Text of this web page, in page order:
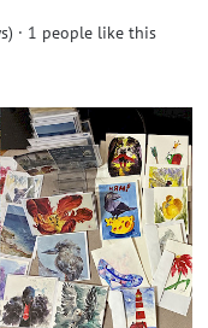
· 1 people like this